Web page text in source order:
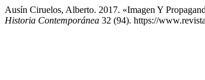
Ausín Ciruelos, Alberto. 2017. «Imagen Y
Historia Contemporánea 32 (94). https://